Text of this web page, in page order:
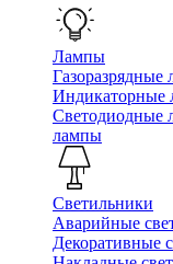
Лампы
Газоразрядные
Индикаторные
Светодиодные
лампы
Светильники
Аварийные
Декоративные